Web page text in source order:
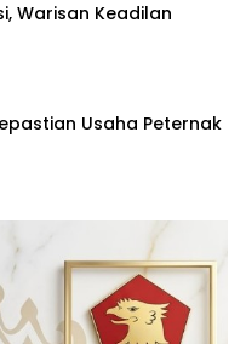
Warisan Keadilan
Usaha Peternak